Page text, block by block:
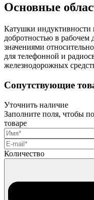
Основные
Катушки индуктивности
добротностью в рабочем
значениями
для телефонной и
железнодорожных
Сопутствующие
Уточнить наличие
Заполните поля, чтобы
товаре
Количество